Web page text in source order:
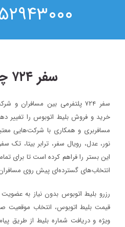
۵۲۹۴۳۰۰۰
سفر ۷۲۴ چیست؟
سفر ۷۲۴ پلتفرمی بین مسافران
خرید و فروش بلیط اتوبوس را تغییر
مسافربری و همکاری با شرکت‌هایی
نور، عدل، رویال سفر، ترابر بیتا، تک
این بستر را فراهم کرده است تا برای
انتخاب‌های گسترده‌ای پیش روی مسافران
رزرو بلیط اتوبوس بدون نیاز به
قیمت بلیط اتوبوس، انتخاب موقعیت
ویژه و دریافت شماره‌ بلیط از طریق